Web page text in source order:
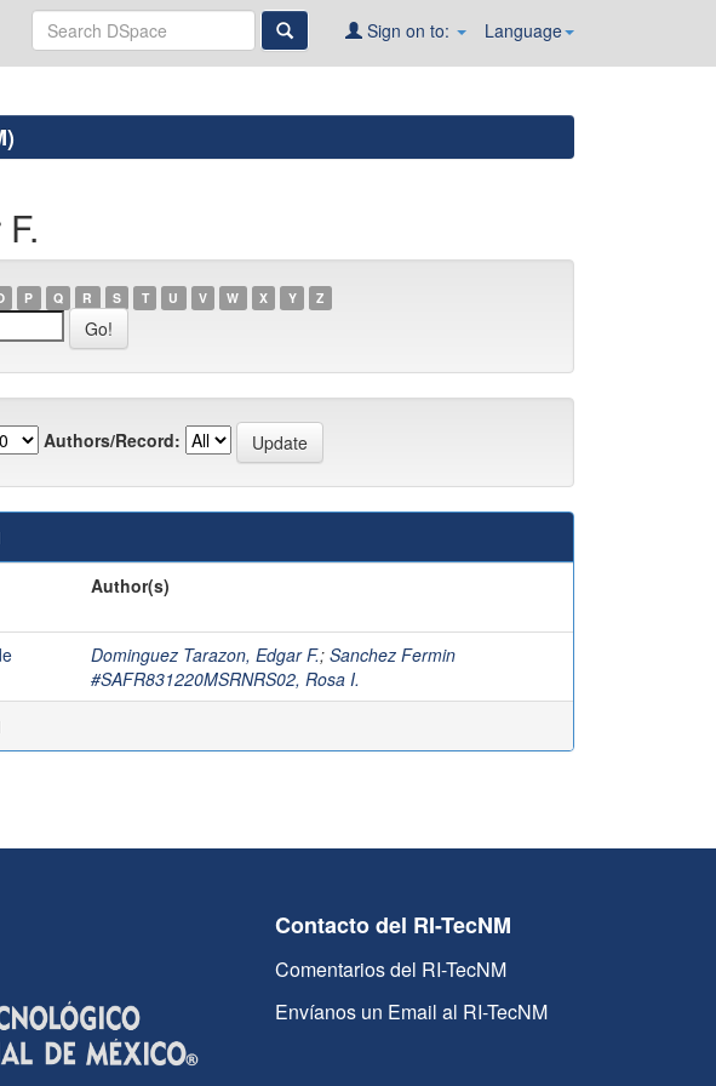
Language
Sign on to:
P Q R S T U V W X Y Z
Authors/Record:
Author(s)
Dominguez Tarazon, Edgar F.; Sanchez Fermin
#SAFR831220MSRNRS02, Rosa I.
Contacto del RI-TecNM
Comentarios del RI-TecNM
Envíanos un Email al RI-TecNM